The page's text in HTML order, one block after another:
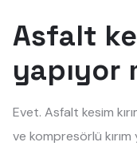
Asfalt
yapıyor
Evet. Asfalt kesim
ve kompresörlü kırım